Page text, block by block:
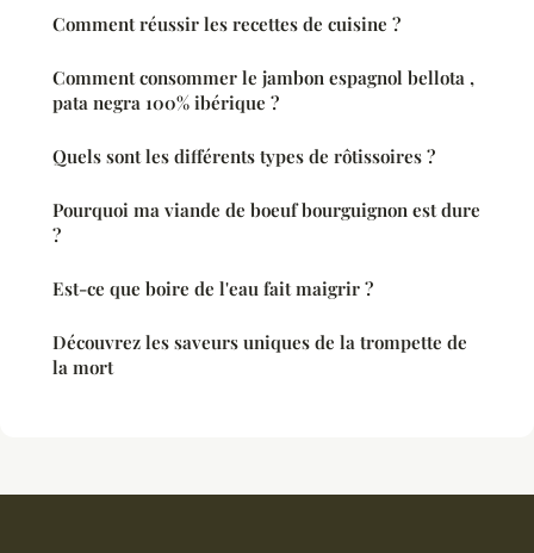
Comment réussir les recettes de cuisine ?
Comment consommer le jambon espagnol bellota ,
pata negra 100% ibérique ?
Quels sont les différents types de rôtissoires ?
Pourquoi ma viande de boeuf bourguignon est dure
?
Est-ce que boire de l'eau fait maigrir ?
Découvrez les saveurs uniques de la trompette de
la mort